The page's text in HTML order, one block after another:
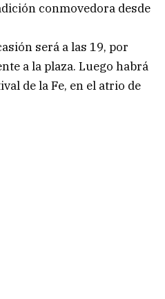
conmovedora desde
será a las 19, por
a la plaza. Luego habrá
de la Fe, en el atrio de